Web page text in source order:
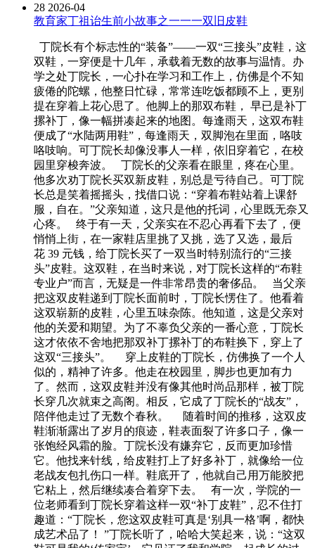
28 2026-04
教育家丁祖诒生前小故事之一一一双旧皮鞋
丁院长有个标志性的“装备”——一双“三接头”皮鞋，这
双鞋，一穿便是十几年，承载着无数的故事与温情。办
学之处丁院长，一心扑在学习和工作上，仿佛是个不知
疲倦的陀螺，他整日忙碌，常常连吃饭都顾不上，更别
提在穿着上花心思了。他脚上的那双布鞋， 早已是补丁
摞补丁，像一幅拼凑起来的地图。每逢雨天，这双布鞋
便成了“水陆两用鞋”，每逢雨天，双脚泡在里面，咯吱
咯吱响。可丁院长却像没事人一样，依旧穿着它，在校
园里穿梭奔波。 丁院长的父亲看在眼里，疼在心里。
他多次劝丁院长买双新皮鞋，别总是亏待自己。可丁院
长总是笑着摇摇头，找借口说：“穿着布鞋站着上课舒
服，自在。”父亲知道，这只是他的托词，心里既无奈又
心疼。 终于有一天，父亲实在不忍心再看下去了，便
悄悄上街，在一家鞋店里挑了又挑，选了又选，最后
花 39 元钱，给丁院长买了一双当时特别流行的“三接
头”皮鞋。这双鞋，在当时来说，对丁院长这样的“布鞋
专业户”而言，无疑是一件非常昂贵的奢侈品。 当父亲
把这双皮鞋递到丁院长面前时，丁院长愣住了。他看着
这双崭新的皮鞋，心里五味杂陈。他知道，这是父亲对
他的关爱和期望。为了不辜负父亲的一番心意，丁院长
这才依依不舍地把那双补丁摞补丁的布鞋换下，穿上了
这双“三接头”。 穿上皮鞋的丁院长，仿佛换了一个人
似的，精神了许多。他走在校园里，脚步也更加有力
了。然而，这双皮鞋并没有像其他时尚品那样，被丁院
长穿几次就束之高阁。相反，它成了丁院长的“战友”，
陪伴他走过了无数个春秋。 随着时间的推移，这双皮
鞋渐渐露出了岁月的痕迹，鞋表面裂了许多口子，像一
张饱经风霜的脸。丁院长没有嫌弃它，反而更加珍惜
它。他找来针线，给皮鞋打上了好多补丁，就像给一位
老战友包扎伤口一样。鞋底开了，他就自己用万能胶把
它粘上，然后继续凑合着穿下去。 有一次，学院的一
位老师看到丁院长穿着这样一双“补丁皮鞋”，忍不住打
趣道：“丁院长，您这双皮鞋可真是‘别具一格’啊，都快
成艺术品了！ ”丁院长听了，哈哈大笑起来，说：“这双